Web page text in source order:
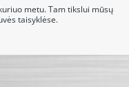
metu. Tam tikslui mūsų
taisyklėse.